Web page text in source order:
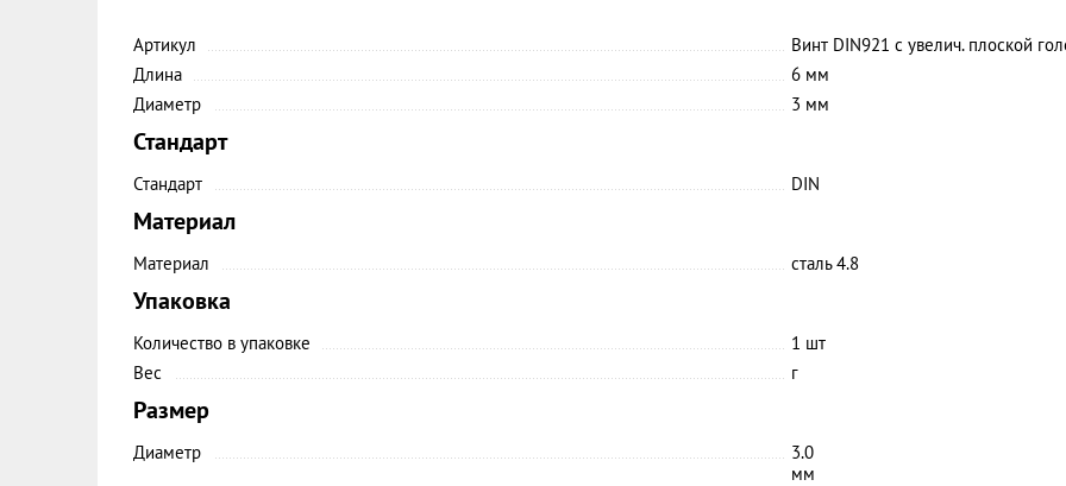
Артикул
Винт DIN921 с увелич. плоской
Длина
6 мм
Диаметр
3 мм
Стандарт
Стандарт DIN
Материал
Материал сталь 4.8
Упаковка
Количество в упаковке
1 шт
Вес
г
Размер
Диаметр
3.0
мм